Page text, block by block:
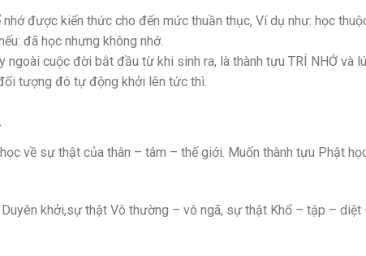
được kiến thức cho đến mức thuần thục, Ví dụ như: học
đã học nhưng không nhớ.
ngoài cuộc đời bắt đầu từ khi sinh ra, là thành tựu TRÍ NHỚ và
tượng đó tự động khởi lên tức thì.
về sự thật của thân – tâm – thế giới. Muốn thành tựu Phật
khởi,sự thật Vô thường – vô ngã, sự thật Khổ – tập – diệt